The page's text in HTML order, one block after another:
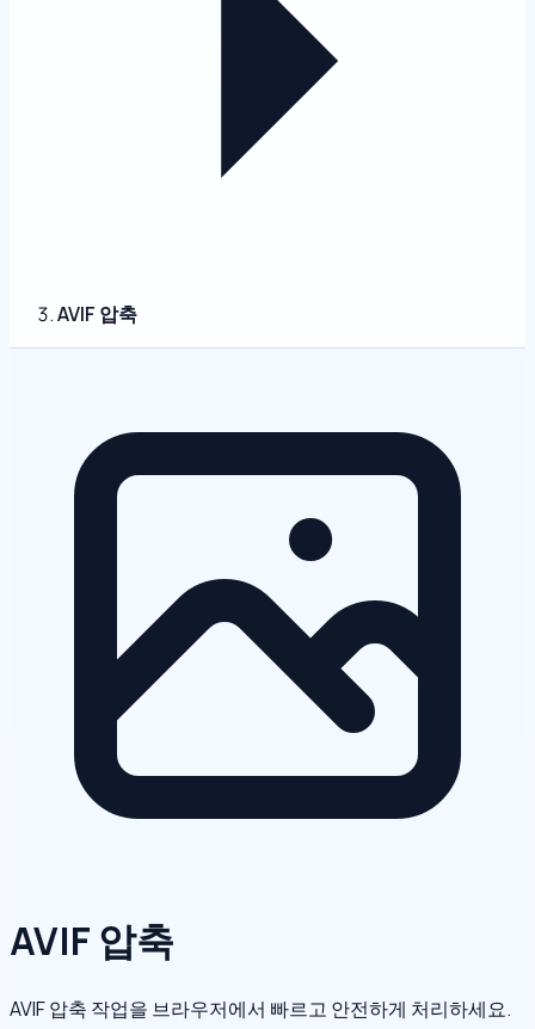
AVIF 압축
AVIF 압축
AVIF 압축 작업을 브라우저에서 빠르고 안전하게 처리하세요.